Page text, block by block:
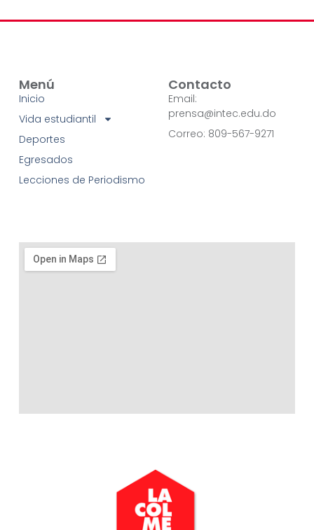
Menú
Inicio
Vida estudiantil
Deportes
Egresados
Lecciones de Periodismo
Contacto
Email:
prensa@intec.edu.do
Correo: 809-567-9271